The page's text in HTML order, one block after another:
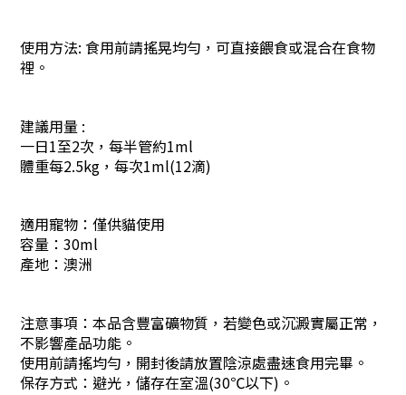
使用方法: 食用前請搖晃均勻，可直接餵食或混合在食物
裡。
建議用量 :
一日1至2次，每半管約1ml
體重每2.5kg，每次1ml(12滴)
適用寵物：僅供貓使用
容量：30ml
產地：澳洲
注意事項：本品含豐富礦物質，若變色或沉澱實屬正常，
不影響產品功能。
使用前請搖均勻，開封後請放置陰涼處盡速食用完畢。
保存方式：避光，儲存在室溫(30℃以下)。